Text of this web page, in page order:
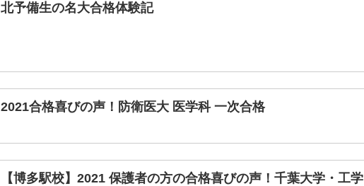
北予備生の名大合格体験記
2021合格喜びの声！防衛医大 医学科 一次合格
【博多駅校】2021 保護者の方の合格喜びの声！千葉大学・工学